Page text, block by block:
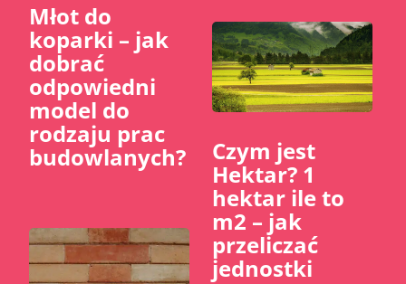
Młot do
koparki – jak
dobrać
odpowiedni
model do
rodzaju prac
budowlanych? Czym jest
Hektar? 1
hektar ile to
m2 – jak
przeliczać
jednostki